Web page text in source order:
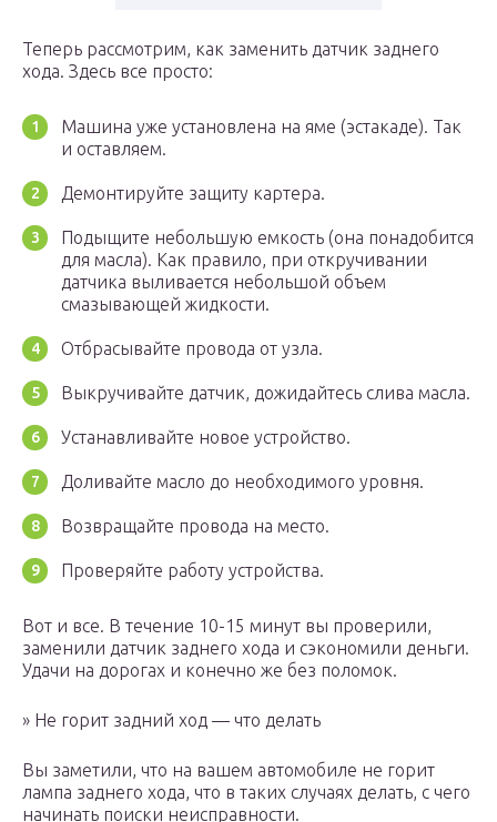
Теперь рассмотрим, как заменить датчик заднего
хода. Здесь все просто:
Машина уже установлена на яме (эстакаде). Так
и оставляем.
Демонтируйте защиту картера.
Подыщите небольшую емкость (она понадобится
для масла). Как правило, при откручивании
датчика выливается небольшой объем
смазывающей жидкости.
Отбрасывайте провода от узла.
Выкручивайте датчик, дожидайтесь слива масла.
Устанавливайте новое устройство.
Доливайте масло до необходимого уровня.
Возвращайте провода на место.
Проверяйте работу устройства.
Вот и все. В течение 10-15 минут вы проверили,
заменили датчик заднего хода и сэкономили деньги.
Удачи на дорогах и конечно же без поломок.
» Не горит задний ход — что делать
Вы заметили, что на вашем автомобиле не горит
лампа заднего хода, что в таких случаях делать, с чего
начинать поиски неисправности.